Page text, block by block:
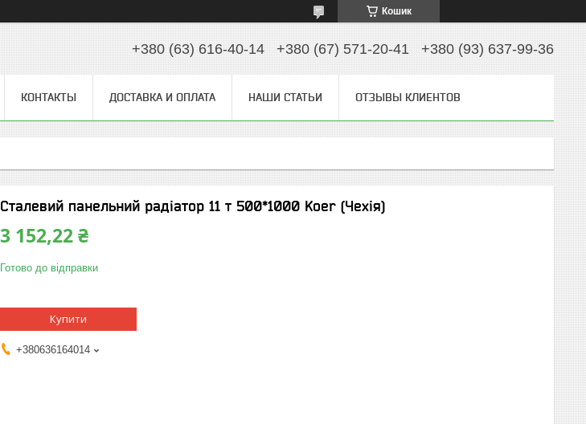
Кошик
+380 (63) 616-40-14 +380 (67) 571-20-41 +380 (93) 637-99-36
КОНТАКТЫ ДОСТАВКА И ОПЛАТА НАШИ СТАТЬИ ОТЗЫВЫ КЛИЕНТОВ
Сталевий панельний радіатор 11 т 500*1000 Koer (Чехія)
3 152,22 ₴
Готово до відправки
Купити
+380636164014